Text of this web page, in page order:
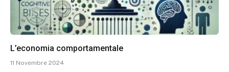
L’economia comportamentale
11 Novembre 2024